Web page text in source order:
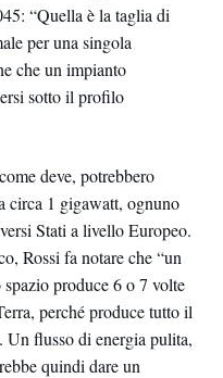
“Quella è la taglia di
per una singola
che un impianto
sotto il profilo
deve, potrebbero
circa 1 gigawatt, ognuno
Stati a livello Europeo.
Rossi fa notare che “un
produce 6 o 7 volte
perché produce tutto il
flusso di energia pulita,
quindi dare un